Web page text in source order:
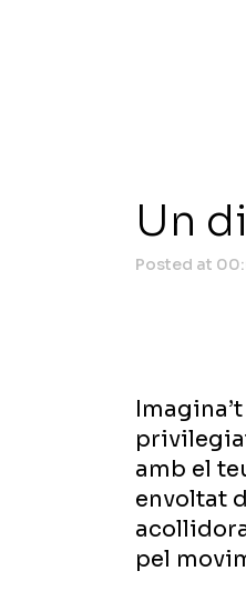
Un
Posted at
amb el
envoltat
pel